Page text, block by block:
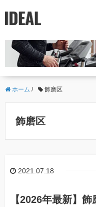
ホーム / 飾磨区
飾磨区
2021.07.18
【2026年最新】